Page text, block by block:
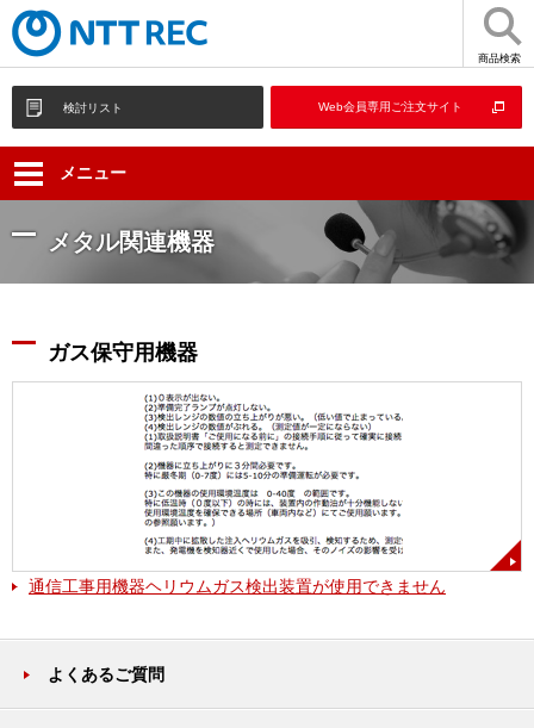
商品検索
検討リスト Web会員専用ご注文サイト
メニュー
メタル関連機器
ガス保守用機器
通信工事用機器ヘリウムガス検出装置が使用できません
よくあるご質問